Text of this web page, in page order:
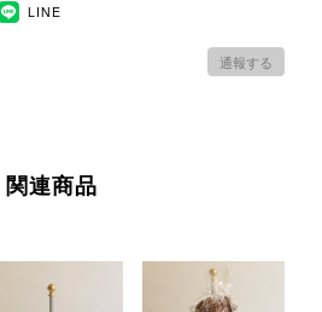
LINE
通報する
関連商品